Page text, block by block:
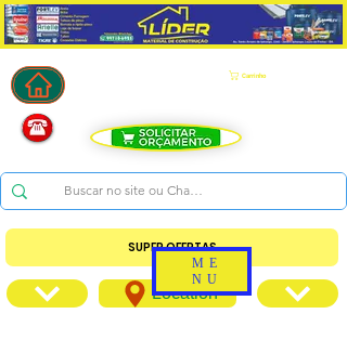
Carrinho
SUPER OFERTAS
Location
ME
NU